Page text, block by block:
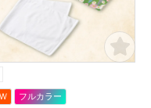
ておいても邪魔になりま
。もちろん名入れ印刷に
応しておりますのでオリ
ルノベルティとしてご活
フルカラー